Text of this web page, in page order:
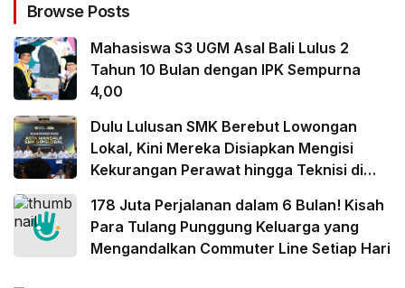
Browse Posts
Mahasiswa S3 UGM Asal Bali Lulus 2
Tahun 10 Bulan dengan IPK Sempurna
4,00
Dulu Lulusan SMK Berebut Lowongan
Lokal, Kini Mereka Disiapkan Mengisi
Kekurangan Perawat hingga Teknisi di
178 Juta Perjalanan dalam 6 Bulan! Kisah
Para Tulang Punggung Keluarga yang
Mengandalkan Commuter Line Setiap Hari